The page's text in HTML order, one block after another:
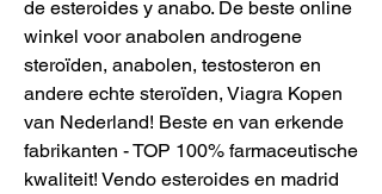
de esteroides y anabo. De beste online
winkel voor anabolen androgene
steroïden, anabolen, testosteron en
andere echte steroïden, Viagra Kopen
van Nederland! Beste en van erkende
fabrikanten - TOP 100% farmaceutische
kwaliteit! Vendo esteroides en madrid